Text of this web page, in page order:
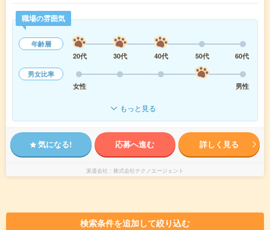
職場の雰囲気
年齢層
20代
30代 40代 50代
60代
男女比率
女性
男性
もっと見る
気になる! 応募へ進む 詳しく見る
派遣会社 株式会社テクノエージェント
検索条件を追加して絞り込む